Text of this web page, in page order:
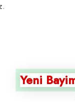
Yeni